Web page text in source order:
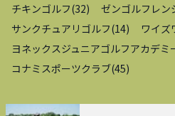
チキンゴルフ(32) ゼンゴルフレン
サンクチュアリゴルフ(14) ワイズ
ヨネックスジュニアゴルフアカデミ
コナミスポーツクラブ(45)